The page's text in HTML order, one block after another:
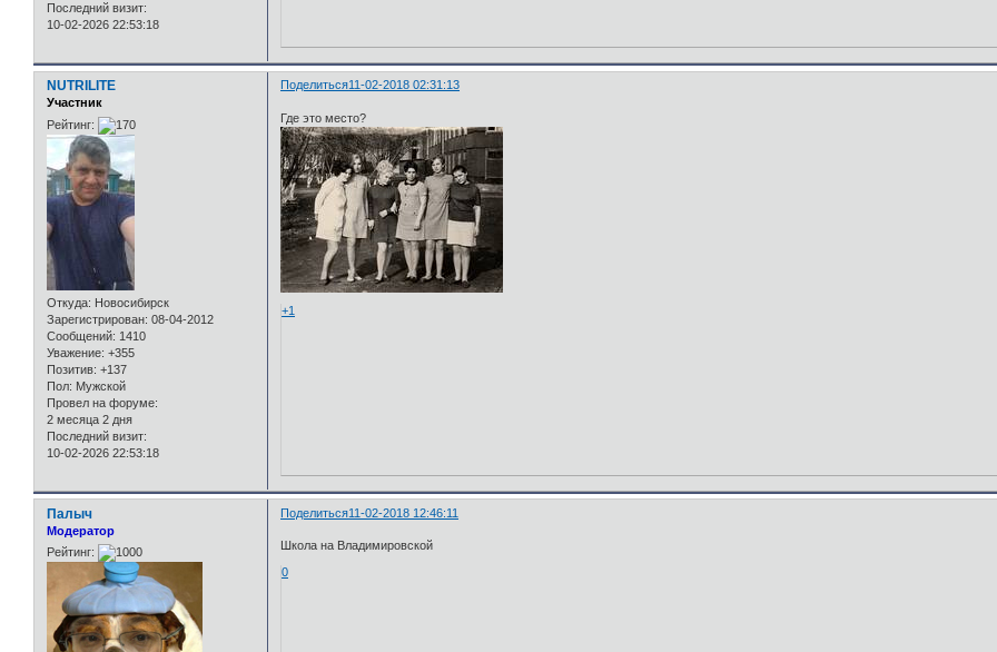
Последний визит:
10-02-2026 22:53:18
Поделиться11-02-2018 02:31:13
NUTRILITE
Участник
Рейтинг:
Откуда: Новосибирск
Зарегистрирован: 08-04-2012
Сообщений: 1410
Уважение: +355
Позитив: +137
Пол: Мужской
Провел на форуме:
2 месяца 2 дня
Последний визит:
10-02-2026 22:53:18
Где это место?
+1
Поделиться11-02-2018 12:46:11
Палыч
Модератор
Рейтинг:
Школа на Владимировской
0